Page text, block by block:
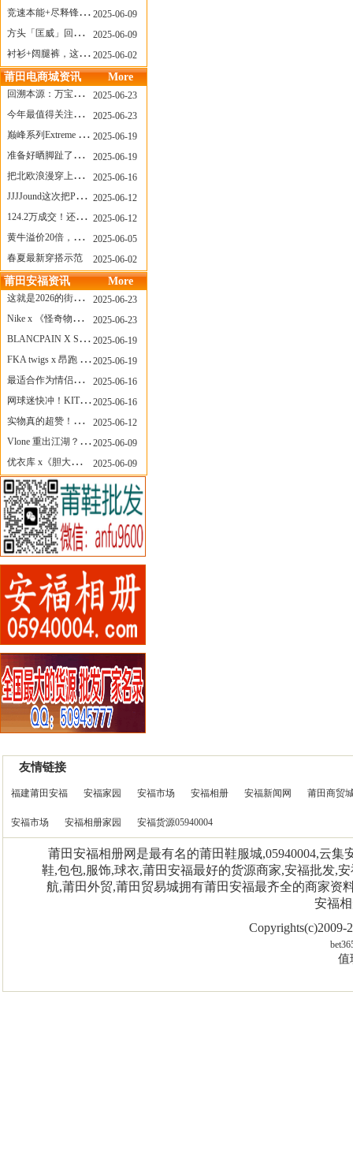
竞速本能+尽释锋芒——罗杰杜彼Roger+Dubuis王者竞速系列飞返计时码表燃擎赛道
2025-06-09
方头「匡威」回归！日系简约里的小心思
2025-06-09
衬衫+阔腿裤，这样穿美出新高度！
2025-06-02
莆田电商城资讯 More
回溯本源：万宝龙推出明星系列都市灰腕表新作
2025-06-23
今年最值得关注的AF1！KOBE x AF1 明日发售
2025-06-23
巅峰系列Extreme Diver潜水腕表与Revival Diver复刻版潜水腕表共同推出“暗影款”新作
2025-06-19
准备好晒脚趾了吗？透明款 AF1 要回归了
2025-06-19
把北欧浪漫穿上脚，Cecilie Bahnsen x ASICS
2025-06-16
JJJJound这次把PUMA改得好安静
2025-06-12
124.2万成交！还有什么是Labubu做不到的？
2025-06-12
黄牛溢价20倍，「Labubu」3.0市价大盘点！假货比正品还贵...
2025-06-05
春夏最新穿搭示范
2025-06-02
莆田安福资讯 More
这就是2026的街头感！Prada新包我先爱了
2025-06-23
Nike x 《怪奇物语》联名回归，终于轮到这双热门款了！
2025-06-23
BLANCPAIN X SWATCH联名款 BIOCERAMIC SCUBA FIFTY FATHOMS 系列推出全新 GREEN ABYSS（碧波洋）腕表
2025-06-19
FKA twigs x 昂跑 联名来了，这三双 Cloud X 你选哪一双？
2025-06-19
最适合作为情侣鞋的New Balance 1906 Loafer出现了！
2025-06-16
网球迷快冲！KITH x Wilson 限量球拍太会设计了
2025-06-16
实物真的超赞！NB 新款 2010 新配色
2025-06-12
Vlone 重出江湖？突然又要联名，谁能想到！
2025-06-09
优衣库 x《胆大党》新品公布，第二季联动周边来了！
2025-06-09
友情链接
福建莆田安福 安福家园 安福市场 安福相册 安福新闻网 莆田商贸
安福市场 安福相册家园 安福货源05940004
莆田安福相册网是最有名的莆田鞋服城,05940004,云
鞋,包包,服饰,球衣,莆田安福最好的货源商家,安福批发,
航,莆田外贸,莆田贸易城拥有莆田安福最齐全的商家资
安福
Copyrights(c)2009-
值